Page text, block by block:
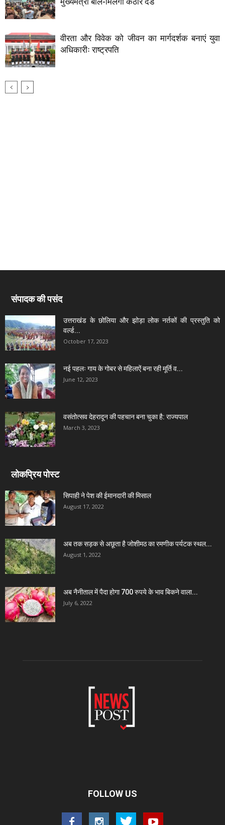
वीरता और विवेक को जीवन का मार्गदर्शक बनाएं युवा
अधिकारीः राष्ट्रपति
संपादक की पसंद
उत्तराखंड के छोलिया और झोड़ा लोक नर्तकों की प्रस्तुति को
वर्ल्ड...
October 17, 2023
नई पहलः गाय के गोबर से महिलाऐं बना रही मूर्ति व...
June 12, 2023
वसंतोत्सव देहरादून की पहचान बना चुका है: राज्यपाल
March 3, 2023
लोकप्रिय पोस्ट
सिपाही ने पेश की ईमानदारी की मिसाल
August 17, 2022
अब तक सड़क से अछूता है जोशीमठ का रमणीक पर्यटक स्थल...
August 1, 2022
अब नैनीताल में पैदा होगा 700 रुपये के भाव बिकने वाला...
July 6, 2022
FOLLOW US